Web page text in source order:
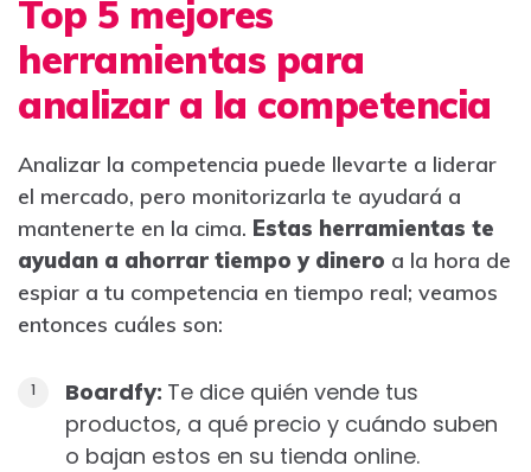
Top 5 mejores
herramientas para
analizar a la competencia
Analizar la competencia puede llevarte a liderar
el mercado, pero monitorizarla te ayudará a
mantenerte en la cima. Estas herramientas te
ayudan a ahorrar tiempo y dinero a la hora de
espiar a tu competencia en tiempo real; veamos
entonces cuáles son:
Boardfy: Te dice quién vende tus
productos, a qué precio y cuándo suben
o bajan estos en su tienda online.